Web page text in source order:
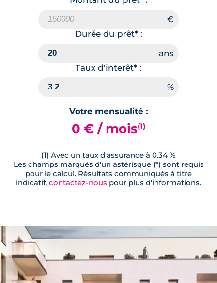
Durée du prêt* :
Taux d'interêt* :
Votre mensualité :
0 € / mois(1)
(1) Avec un taux d'assurance à 0.34 %
Les champs marqués d'un astérisque (*) sont requis
pour le calcul. Résultats communiqués à titre
indicatif, contactez-nous pour plus d'informations.